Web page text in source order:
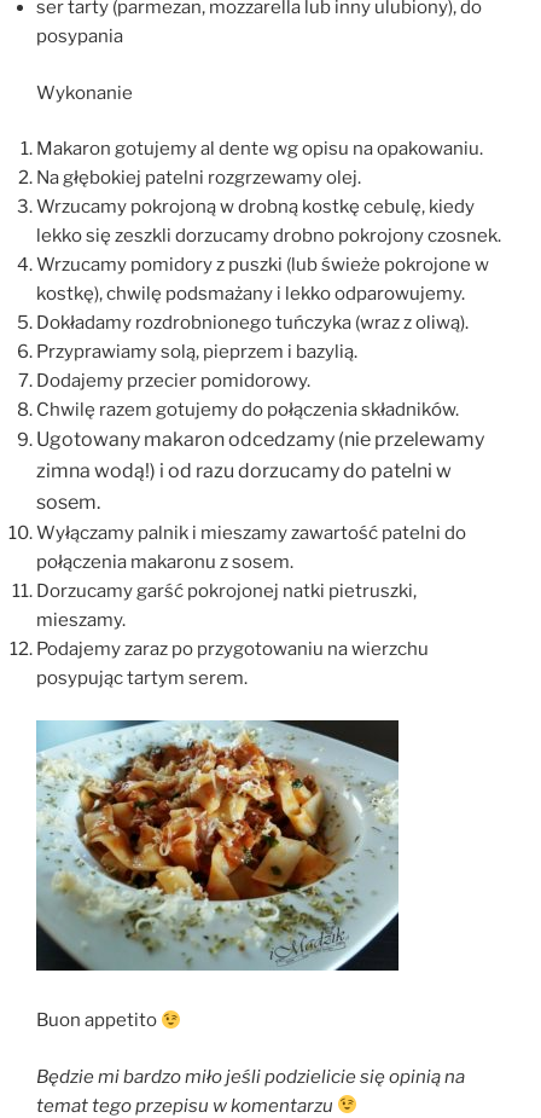
ser tarty (parmezan, mozzarella lub inny ulubiony), do
posypania
Wykonanie
Makaron gotujemy al dente wg opisu na opakowaniu.
Na głębokiej patelni rozgrzewamy olej.
Wrzucamy pokrojoną w drobną kostkę cebulę, kiedy
lekko się zeszkli dorzucamy drobno pokrojony czosnek.
Wrzucamy pomidory z puszki (lub świeże pokrojone w
kostkę), chwilę podsmażany i lekko odparowujemy.
Dokładamy rozdrobnionego tuńczyka (wraz z oliwą).
Przyprawiamy solą, pieprzem i bazylią.
Dodajemy przecier pomidorowy.
Chwilę razem gotujemy do połączenia składników.
Ugotowany makaron odcedzamy (nie przelewamy
zimna wodą!) i od razu dorzucamy do patelni w
sosem.
Wyłączamy palnik i mieszamy zawartość patelni do
połączenia makaronu z sosem.
Dorzucamy garść pokrojonej natki pietruszki,
mieszamy.
Podajemy zaraz po przygotowaniu na wierzchu
posypując tartym serem.
Buon appetito
Będzie mi bardzo miło jeśli podzielicie się opinią na
temat tego przepisu w komentarzu